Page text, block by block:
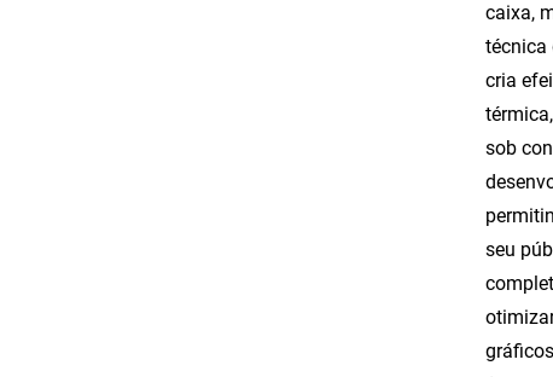
caixa,
técnica
cria
sob
seu